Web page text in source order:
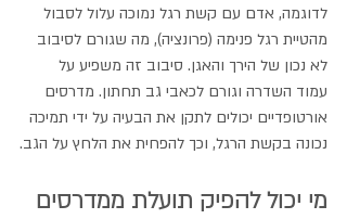
לדוגמה, אדם עם קשת רגל נמוכה עלול לסבול
מהטיית רגל פנימה (פרונציה), מה שגורם לסיבוב
לא נכון של הירך והאגן. סיבוב זה משפיע על
עמוד השדרה וגורם לכאבי גב תחתון. מדרסים
אורטופדיים יכולים לתקן את הבעיה על ידי תמיכה
נכונה בקשת הרגל, וכך להפחית את הלחץ על הגב.
מי יכול להפיק תועלת ממדרסים